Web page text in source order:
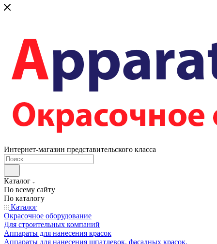
Интернет-магазин представительского класса
Каталог
По всему сайту
По каталогу
Каталог
Окрасочное оборудование
Для строительных компаний
Аппараты для нанесения красок
Аппараты для нанесения шпатлевок, фасадных красок,